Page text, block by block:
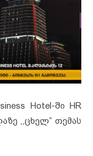
Hotel-ში HR
,,ცხელ” თემას
დეფიციტი –